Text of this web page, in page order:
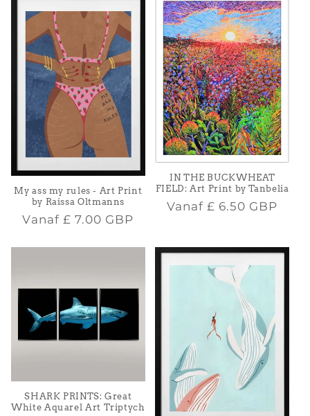
My ass my rules - Art Print
by Raissa Oltmanns
Normale
Vanaf £ 7.00 GBP
IN THE BUCKWHEAT
FIELD: Art Print by Tanbelia
Normale
Vanaf£ 6.50 GBP
SHARK PRINTS: Great
White Aquarel Art Triptych